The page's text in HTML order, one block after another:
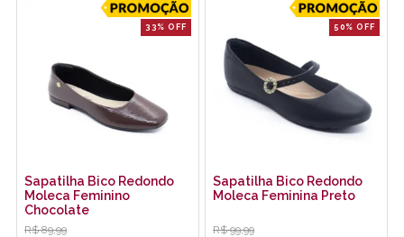
33% OFF
Sapatilha Bico Redondo
Moleca Feminino
Chocolate
R$ 89,99
50% OFF
Sapatilha Bico Redondo
Moleca Feminina Preto
R$ 99,99